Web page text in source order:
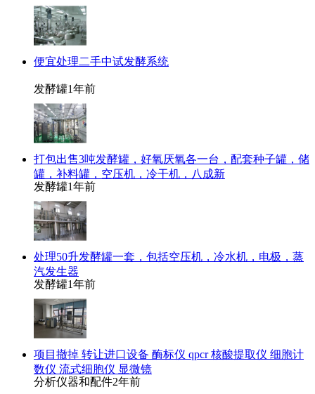
便宜处理二手中试发酵系统
发酵罐1年前
打包出售3吨发酵罐，好氧厌氧各一台，配套种子罐，储
罐，补料罐，空压机，冷干机，八成新
发酵罐1年前
处理50升发酵罐一套，包括空压机，冷水机，电极，蒸
汽发生器
发酵罐1年前
项目撤掉 转让进口设备 酶标仪 qpcr 核酸提取仪 细胞计
数仪 流式细胞仪 显微镜
分析仪器和配件2年前